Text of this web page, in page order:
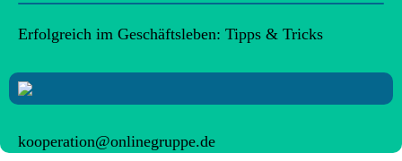
Erfolgreich im Geschäftsleben: Tipps & Tricks
kooperation@onlinegruppe.de